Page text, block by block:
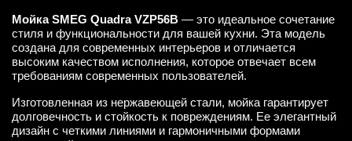
Мойка SMEG Quadra VZP56B — это идеальное сочетание
стиля и функциональности для вашей кухни. Эта модель
создана для современных интерьеров и отличается
высоким качеством исполнения, которое отвечает всем
требованиям современных пользователей.
Изготовленная из нержавеющей стали, мойка гарантирует
долговечность и стойкость к повреждениям. Ее элегантный
дизайн с четкими линиями и гармоничными формами